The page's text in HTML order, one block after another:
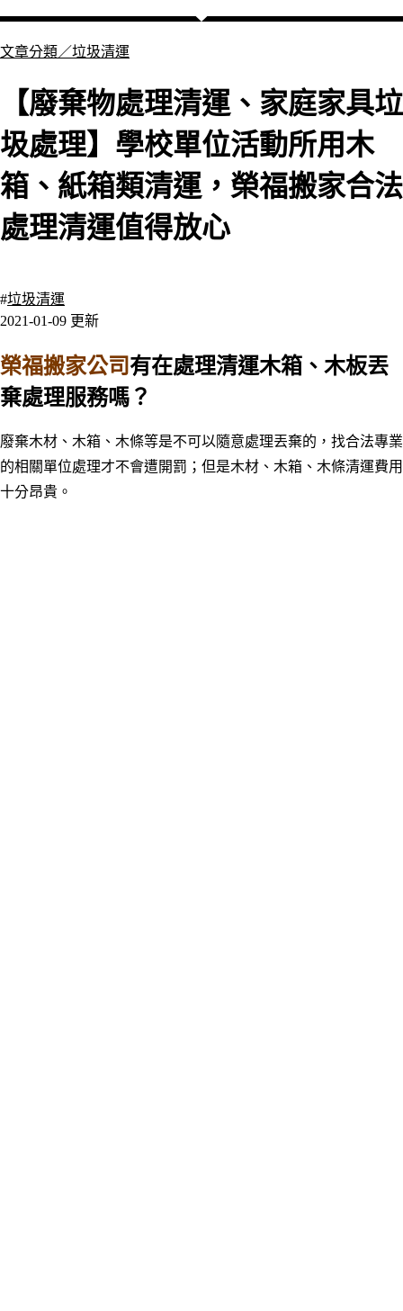
文章分類／垃圾清運
【廢棄物處理清運、家庭家具垃
圾處理】學校單位活動所用木
箱、紙箱類清運，榮福搬家合法
處理清運值得放心
#垃圾清運
2021-01-09 更新
榮福搬家公司有在處理清運木箱、木板丟
棄處理服務嗎？
廢棄木材、木箱、木條等是不可以隨意處理丟棄的，找合法專業
的相關單位處理才不會遭開罰；但是木材、木箱、木條清運費用
十分昂貴 。